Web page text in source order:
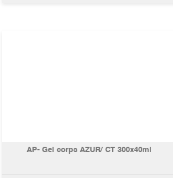
AP- Gel corps AZUR/ CT 300x40ml